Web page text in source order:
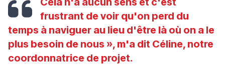
frustrant de voir qu'on perd du
temps à naviguer au lieu d'être là où on a le
plus besoin de nous », m'a dit Céline, notre
coordonnatrice de projet.